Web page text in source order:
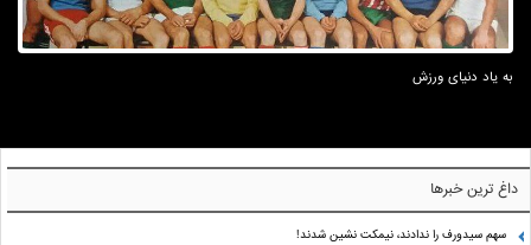
به یاد دنیای ورزش
داغ ترین خبرها
سهم سیدورف را ندادند، نیمکت نشین شدند!